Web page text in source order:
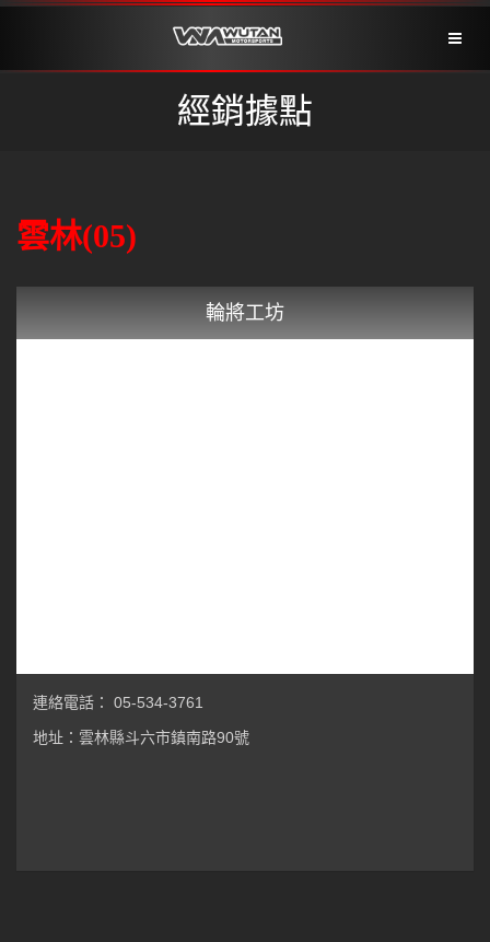
經銷據點
雲林(05)
輪將工坊
連絡電話： 05-534-3761
地址：雲林縣斗六市鎮南路90號